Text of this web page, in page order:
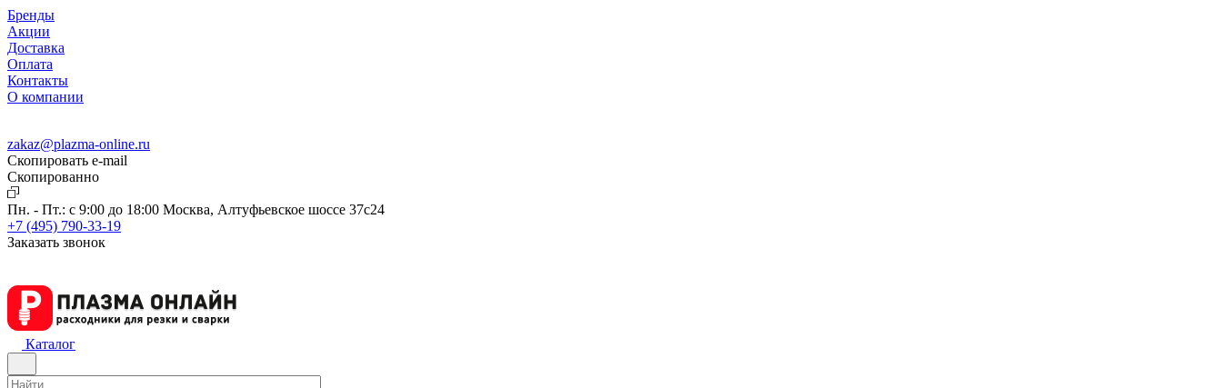
Бренды
Акции
Доставка
Оплата
Контакты
О компании
zakaz@plazma-online.ru
Скопировать e-mail
Cкопированно
Пн. - Пт.: с 9:00 до 18:00 Москва, Алтуфьевское шоссе 37с24
+7 (495) 790-33-19
Заказать звонок
Каталог